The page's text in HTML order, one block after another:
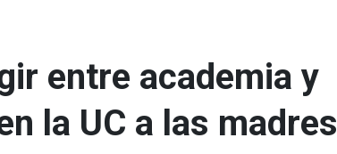
entre academia y
la UC a las madres